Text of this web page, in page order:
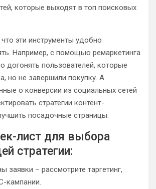
которые выходят в топ поисковых
эти инструменты удобно
Например, с помощью ремаркетинга
догонять пользователей, которые
но не завершили покупку. А
о конверсии из социальных сетей
стратегии контент-
посадочные страницы.
лист для выбора
стратегии:
заявки – рассмотрите таргетинг,
кампании.